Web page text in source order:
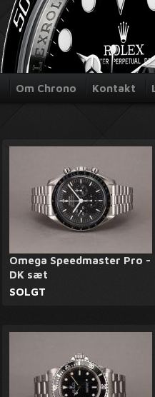
Om Chrono Kontakt
Omega Speedmaster Pro -
DK sæt
SOLGT